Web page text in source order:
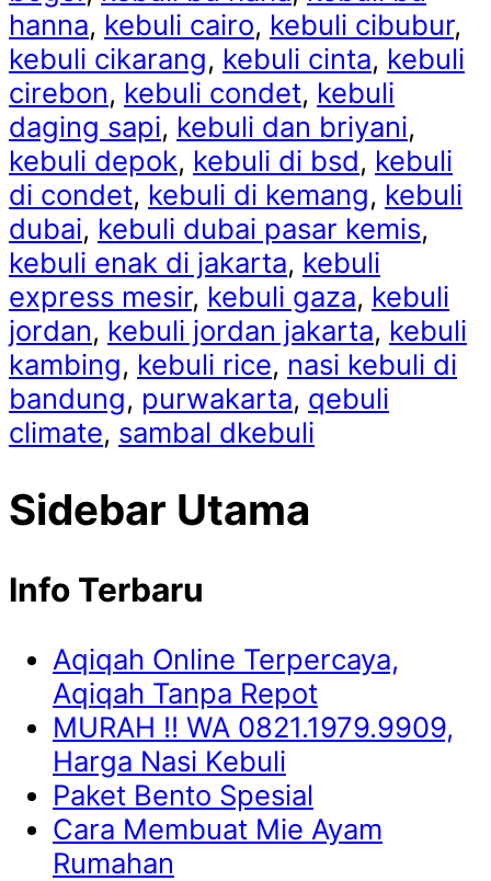
hanna, kebuli cairo, kebuli cibubur,
kebuli cikarang, kebuli cinta, kebuli
cirebon, kebuli condet, kebuli
daging sapi, kebuli dan briyani,
kebuli depok, kebuli di bsd, kebuli
di condet, kebuli di kemang, kebuli
dubai, kebuli dubai pasar kemis,
kebuli enak di jakarta, kebuli
express mesir, kebuli gaza, kebuli
jordan, kebuli jordan jakarta, kebuli
kambing, kebuli rice, nasi kebuli di
bandung, purwakarta, qebuli
climate, sambal dkebuli
Sidebar Utama
Info Terbaru
Aqiqah Online Terpercaya,
Aqiqah Tanpa Repot
MURAH !! WA 0821.1979.9909,
Harga Nasi Kebuli
Paket Bento Spesial
Cara Membuat Mie Ayam
Rumahan